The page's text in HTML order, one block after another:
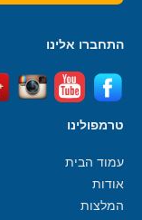
התחברו אלינו
טרמפולינו
עמוד הבית
אודות
המלצות